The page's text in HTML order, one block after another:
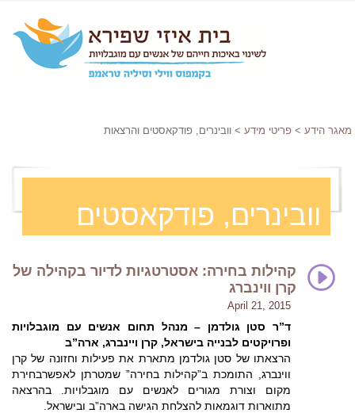
מאגר הידע > פריטי מידע > וובינרים, פודקאסטים והרצאות
וובינרים, פודקאסטים
והרצאות
קהילות בחירה: אסטרטגיות לדיור בקהילה של
קרן ווינברג
April 21, 2015
ד”ר סטן גולדמן – מנהל תחום אנשים עם מוגבלויות
ופרויקטים לבנייה בישראל, קרן ויינברג, ארה”ב
הרצאתו של סטן גולדמן מתארת את פעילות וחזונה של קרן
ווינברג, התומכת ב”קהילות בחירה” שמטרתן לאפשרבחירת
מקום וצורת מגורים לאנשים עם מוגבלויות. בהרצאה
מתוארות דוגמאות להצלחת הגישה בארה”ב ובישראל.